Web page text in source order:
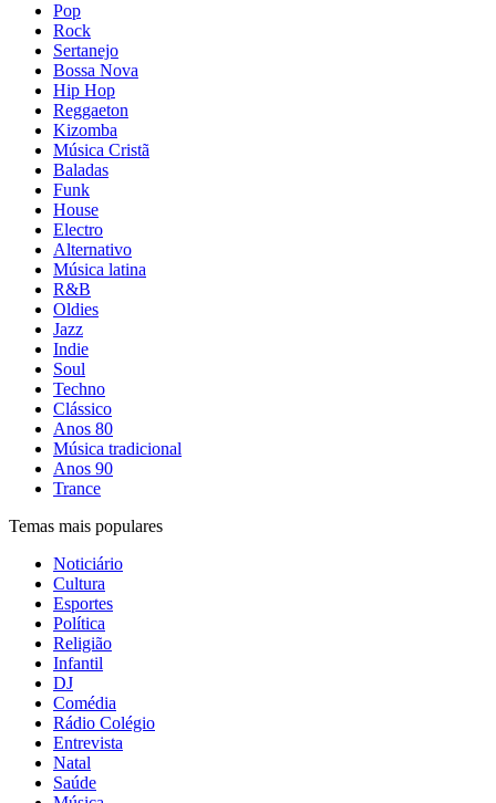
Pop
Rock
Sertanejo
Bossa Nova
Hip Hop
Reggaeton
Kizomba
Música Cristã
Baladas
Funk
House
Electro
Alternativo
Música latina
R&B
Oldies
Jazz
Indie
Soul
Techno
Clássico
Anos 80
Música tradicional
Anos 90
Trance
Temas mais populares
Noticiário
Cultura
Esportes
Política
Religião
Infantil
DJ
Comédia
Rádio Colégio
Entrevista
Natal
Saúde